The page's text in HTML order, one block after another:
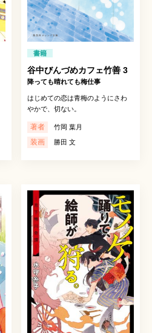
書籍
谷中びんづめカフェ竹善 3
降っても晴れても梅仕事
はじめての恋は青梅のようにさわ
やかで、切ない。
著者 竹岡 葉月
装画 勝田 文